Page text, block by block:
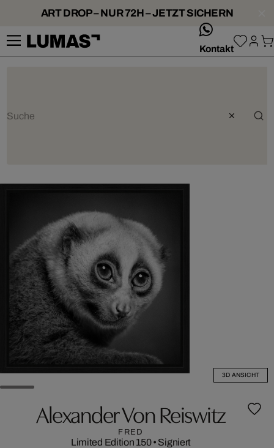
ART DROP – NUR 72H – JETZT SICHERN
Kontakt
3D ANSICHT
Alexander Von Reiswitz
FRED
Limited Edition 150• Signiert